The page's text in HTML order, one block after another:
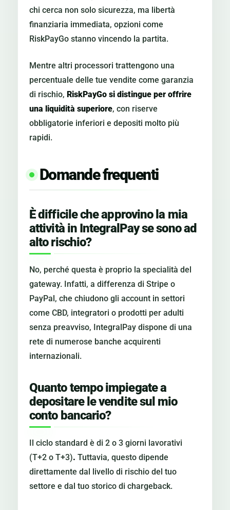
chi cerca non solo sicurezza, ma libertà
finanziaria immediata, opzioni come
RiskPayGo stanno vincendo la partita.
Mentre altri processori trattengono una
percentuale delle tue vendite come garanzia
di rischio, RiskPayGo si distingue per offrire
una liquidità superiore, con riserve
obbligatorie inferiori e depositi molto più
rapidi.
Domande frequenti
È difficile che approvino la mia
attività in IntegralPay se sono ad
alto rischio?
No, perché questa è proprio la specialità del
gateway. Infatti, a differenza di Stripe o
PayPal, che chiudono gli account in settori
come CBD, integratori o prodotti per adulti
senza preavviso, IntegralPay dispone di una
rete di numerose banche acquirenti
internazionali.
Quanto tempo impiegate a
depositare le vendite sul mio
conto bancario?
Il ciclo standard è di 2 o 3 giorni lavorativi
(T+2 o T+3). Tuttavia, questo dipende
direttamente dal livello di rischio del tuo
settore e dal tuo storico di chargeback.